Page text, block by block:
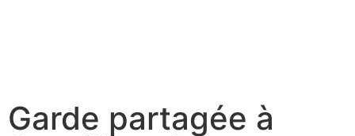
Garde partagée à